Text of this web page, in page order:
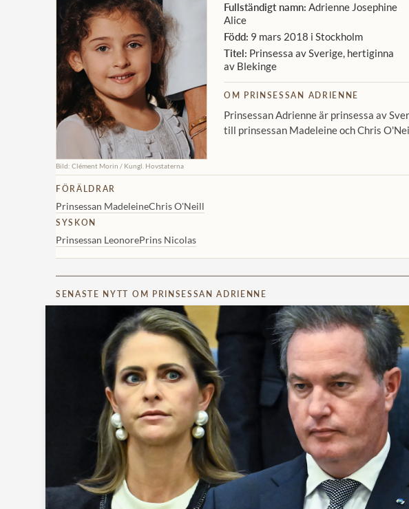
Bild: Clément Morin / Kungl. Hovstaterna
Fullständigt namn: Adrienne Josephine
Alice
Född: 9 mars 2018 i Stockholm
Titel: Prinsessa av Sverige, hertiginna
av Blekinge
OM PRINSESSAN ADRIENNE
Prinsessan Adrienne är prinsessa av
till prinsessan Madeleine och Chris
FÖRÄLDRAR
Prinsessan MadeleineChris O'Neill
SYSKON
Prinsessan LeonorePrins Nicolas
SENASTE NYTT OM PRINSESSAN ADRIENNE